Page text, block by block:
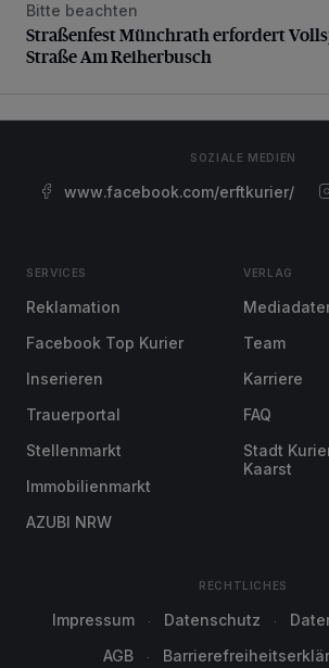
Straßenfest Münchrath erfordert
Bitte beachten
Straßenfest Münchrath erfordert
Straße Am Reiherbusch
SOZIALE MEDIEN
www.facebook.com/erftkurier/
SERVICES
Reklamation
Facebook Top Kurier
Inserieren
Trauerportal
Stellenmarkt
Immobilienmarkt
AZUBI NRW
VERLAG
Team
Karriere
FAQ
Stadt
Kaarst
RECHTLICHES
Impressum Datenschutz
AGB